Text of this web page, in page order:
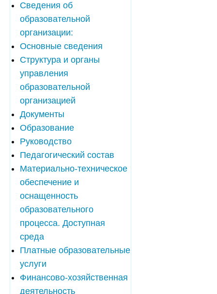
Сведения об
образовательной
организации:
Основные сведения
Структура и органы
управления
образовательной
организацией
Документы
Образование
Руководство
Педагогический состав
Материально-техническое
обеспечение и
оснащенность
образовательного
процесса. Доступная
среда
Платные образовательные
услуги
Финансово-хозяйственная
деятельность